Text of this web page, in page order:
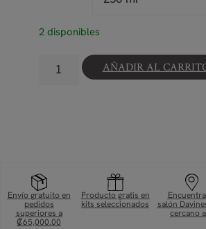
2 disponibles
AÑADIR AL
Envío gratuito en
pedidos
superiores a
₡65,000.00
Producto gratis en
kits seleccionados
salón
cercano